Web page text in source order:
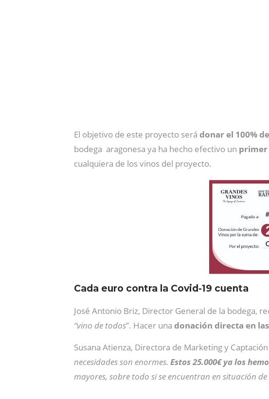
El objetivo de este proyecto será donar el 100%
bodega aragonesa ya ha hecho efectivo un primer
cualquiera de los vinos del proyecto.
Cada euro contra la Covid-19 cuenta
José Antonio Briz, Director General de la bodega,
“vino de todos”. Hacer una donación directa en
Susana Atienza, Directora de Marketing y
necesidades son enormes. Estos 25.000€ ya los
mayores, sobre todo si se encuentran en situación